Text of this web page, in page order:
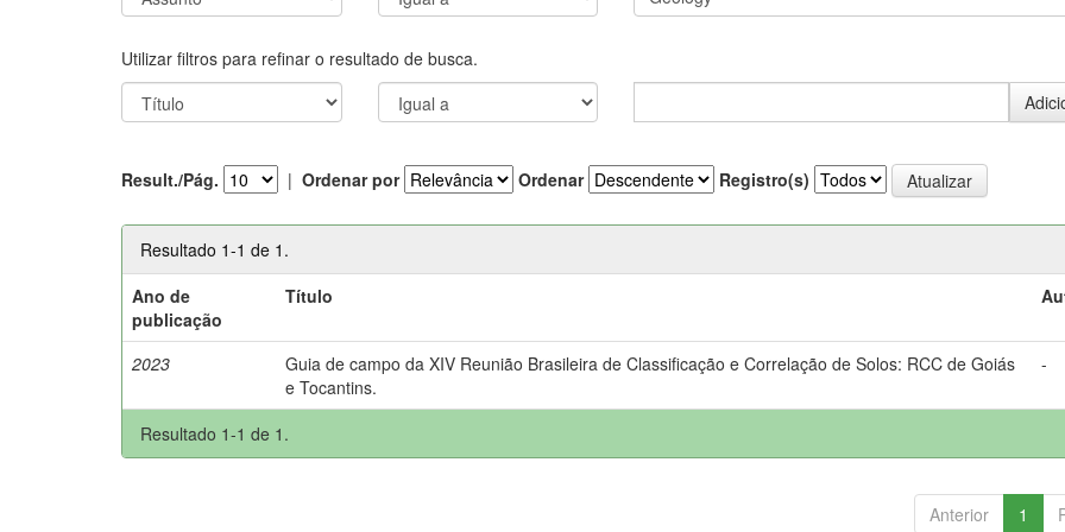
Utilizar filtros para refinar o resultado de busca.
Result./Pág. | Ordenar por Ordenar Registro(s)
Resultado 1-1 de 1.
Ano de
publicação
Título
2023
Guia de campo da XIV Reunião Brasileira de Classificação e Correlação de Solos: RCC de Goiás
e Tocantins.
-
Resultado 1-1 de 1.
Anterior 1